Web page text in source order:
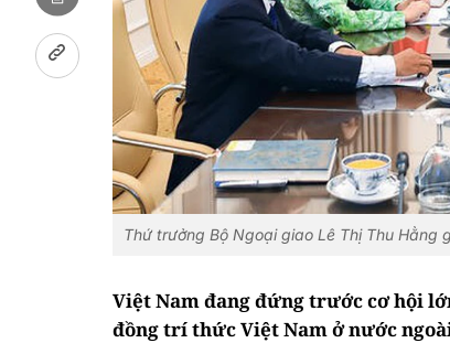
Thứ trưởng Bộ Ngoại giao Lê Thị Thu
Việt Nam đang đứng trước cơ hội
đồng trí thức Việt Nam ở nước